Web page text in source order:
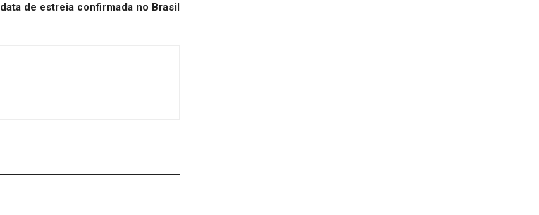
data de estreia confirmada no Brasil